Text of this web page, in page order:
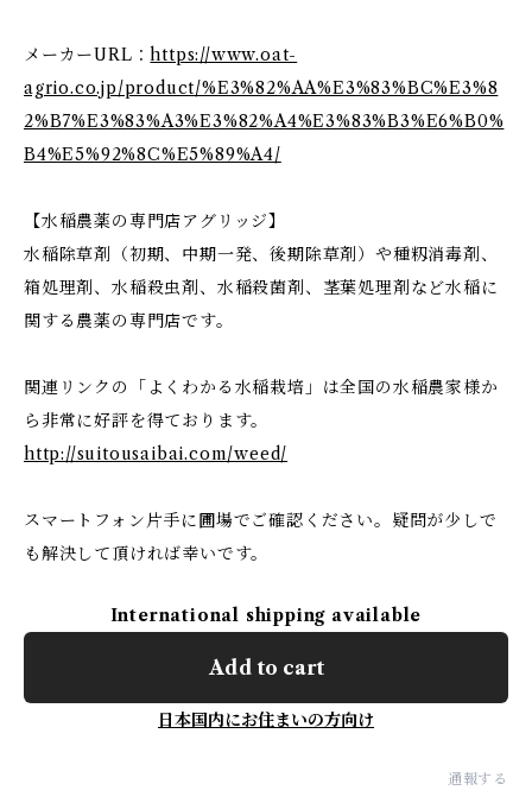
メーカーURL：https://www.oat-
agrio.co.jp/product/%E3%82%AA%E3%83%BC%E3%8
2%B7%E3%83%A3%E3%82%A4%E3%83%B3%E6%B0%
B4%E5%92%8C%E5%89%A4/
【水稲農薬の専門店アグリッジ】
水稲除草剤（初期、中期一発、後期除草剤）や種籾消毒剤、
箱処理剤、水稲殺虫剤、水稲殺菌剤、茎葉処理剤など水稲に
関する農薬の専門店です。
関連リンクの「よくわかる水稲栽培」は全国の水稲農家様か
ら非常に好評を得ております。
http://suitousaibai.com/weed/
スマートフォン片手に圃場でご確認ください。疑問が少しで
も解決して頂ければ幸いです。
International shipping available
Add to cart
日本国内にお住まいの方向け
通報する